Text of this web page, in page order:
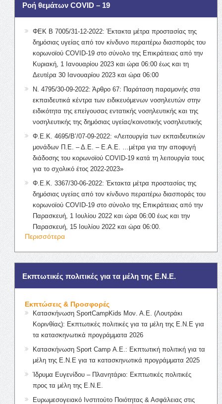
Ροή θεμάτων COVID – 19
ΦΕΚ Β 7005/31-12-2022: Έκτακτα μέτρα προστασίας της
δημόσιας υγείας από τον κίνδυνο περαιτέρω διασποράς του
κορωνοϊού COVID-19 στο σύνολο της Επικράτειας από την
Κυριακή, 1 Ιανουαρίου 2023 και ώρα 06:00 έως και τη
Δευτέρα 30 Ιανουαρίου 2023 και ώρα 06:00
Ν. 4795/30-09-2022: Άρθρο 67: Παράταση παραμονής στα
εκπαιδευτικά κέντρα των ειδικευόμενων νοσηλευτών στην
ειδικότητα της επείγουσας εντατικής νοσηλευτικής και της
νοσηλευτικής της δημόσιας υγείας/κοινοτικής νοσηλευτικής
Φ.Ε.Κ. 4695/Β’/07-09-2022: «Λειτουργία των εκπαιδευτικών
μονάδων Π.Ε. – Δ.Ε. – Ε.Α.Ε. …μέτρα για την αποφυγή
διάδοσης του κορωνοϊού COVID-19 κατά τη λειτουργία τους
για το σχολικό έτος 2022-2023»
Φ.Ε.Κ. 3367/30-06-2022: Έκτακτα μέτρα προστασίας της
δημόσιας υγείας από τον κίνδυνο περαιτέρω διασποράς του
κορωνοϊού COVID-19 στο σύνολο της Επικράτειας από την
Παρασκευή, 1 Ιουλίου 2022 και ώρα 06:00 έως και την
Παρασκευή, 15 Ιουλίου 2022 και ώρα 06:00.
Περισσότερα
Εκπτωτικές πολιτικές για τα μέλη της Ε.Ν.Ε.
Εκπτώσεις & Προσφορές
Κατασκήνωση SportCampKids Μον. Α.Ε. (Λουτράκι
Κορινθίας): Εκπτωτικές πολιτικές για τα μέλη της Ε.Ν.Ε για
τα κατασκηνωτικά προγράμματα 2026
Κατασκήνωση Sport Camp Α.Ε.: Εκπτωτική πολιτική για τα
μέλη της Ε.Ν.Ε για τα κατασκηνωτικά προγράμματα 2025
Ίδρυμα Ευγενίδου – Πλανητάριο: Εκπτωτικές πολιτικές
προς τα μέλη της Ε.Ν.Ε.
Ευρωμεσογειακό Ινστιτούτο Ποιότητας & Ασφάλειας στις